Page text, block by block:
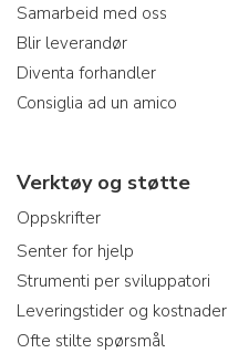
Samarbeid med oss
Blir leverandør
Diventa forhandler
Consiglia ad un amico
Verktøy og støtte
Oppskrifter
Senter for hjelp
Strumenti per sviluppatori
Leveringstider og kostnader
Ofte stilte spørsmål